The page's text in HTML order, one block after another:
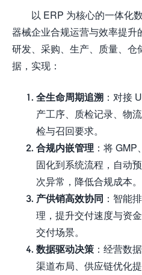
以 ERP 为核心的一体化
器械企业合规运营与效率提升
研发、采购、生产、质量、仓
据，实现：
全生命周期追溯 ：对接
产工序、质检记录、物
检与召回要求。
合规内嵌管理 ：将
固化到系统流程，自动
次异常，降低合规成本。
产供销高效协同 ：智能
理，提升交付速度与资
交付场景。
数据驱动决策 ：经营数
渠道布局、供应链优化提